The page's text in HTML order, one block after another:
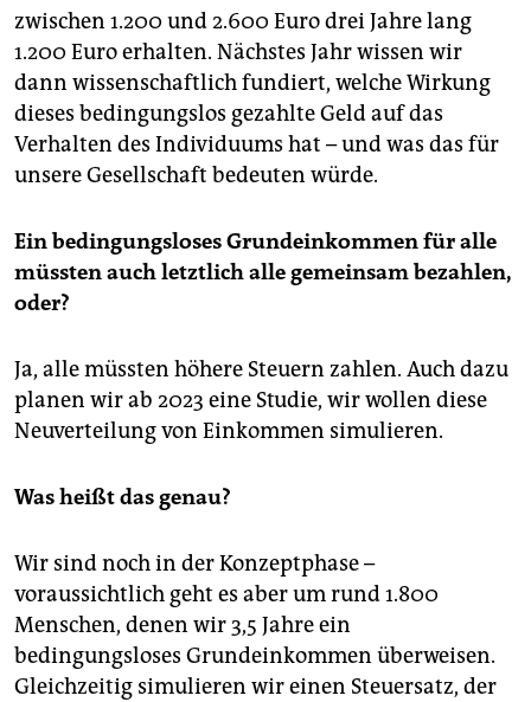
zwischen 1.200 und 2.600 Euro drei Jahre lang
1.200 Euro erhalten. Nächstes Jahr wissen wir
dann wissenschaftlich fundiert, welche Wirkung
dieses bedingungslos gezahlte Geld auf das
Verhalten des Individuums hat – und was das für
unsere Gesellschaft bedeuten würde.
Ein bedingungsloses Grundeinkommen für alle
müssten auch letztlich alle gemeinsam bezahlen,
oder?
Ja, alle müssten höhere Steuern zahlen. Auch dazu
planen wir ab 2023 eine Studie, wir wollen diese
Neuverteilung von Einkommen simulieren.
Was heißt das genau?
Wir sind noch in der Konzeptphase –
voraussichtlich geht es aber um rund 1.800
Menschen, denen wir 3,5 Jahre ein
bedingungsloses Grundeinkommen überweisen.
Gleichzeitig simulieren wir einen Steuersatz, der